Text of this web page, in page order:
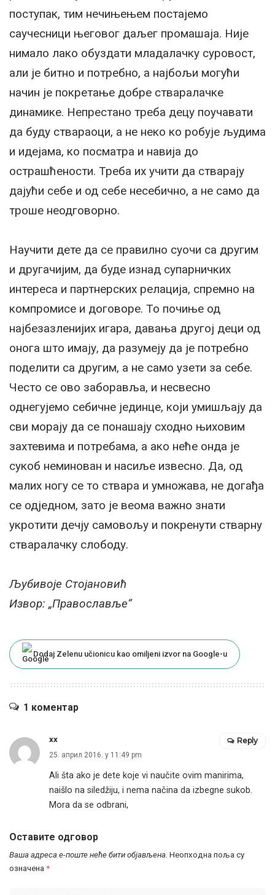
поступак, тим нечињењем постајемо
саучесници његовог даљег промашаја. Није
нимало лако обуздати младалачку суровост,
али је битно и потребно, а најбољи могући
начин је покретање добре стваралачке
динамике. Непрестано треба децу поучавати
да буду ствараоци, а не неко ко робује људима
и идејама, ко посматра и навија до
острашћености. Треба их учити да стварају
дајући себе и од себе несебично, а не само да
троше неодговорно.
Научити дете да се правилно суочи са другим
и другачијим, да буде изнад супарничких
интереса и партнерских релација, спремно на
компромисе и договоре. То почиње од
најбезазленијих игара, давања другој деци од
онога што имају, да разумеју да је потребно
поделити са другим, а не само узети за себе.
Често се ово заборавља, и несвесно
однегујемо себичне јединце, који умишљају да
сви морају да се понашају сходно њиховим
захтевима и потребама, а ако неће онда је
сукоб неминован и насиље извесно. Да, од
малих ногу се то ствара и умножава, не догађа
се одједном, зато је веома важно знати
укротити дечју самовољу и покренути стварну
стваралачку слободу.
Љубивоје Стојановић
Извор: „Православље“
Dodaj Zelenu učionicu kao omiljeni izvor na Google-u
1 коментар
xx
25. април 2016. у 11:49 pm
Ali šta ako je dete koje vi naučite ovim manirima,
naišlo na siledžiju, i nema načina da izbegne sukob.
Mora da se odbrani,
Reply
Оставите одговор
Ваша адреса е-поште неће бити објављена. Неопходна поља су
означена *